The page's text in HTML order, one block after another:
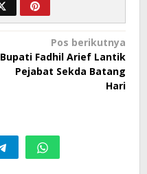
Pos berikutnya
Bupati Fadhil Arief Lantik
Pejabat Sekda Batang
Hari